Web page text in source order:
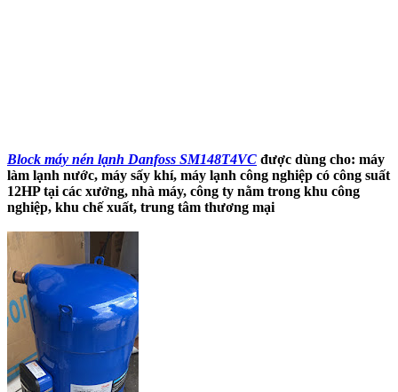
Block máy nén lạnh Danfoss SM148T4VC được dùng cho: máy
làm lạnh nước, máy sấy khí, máy lạnh công nghiệp có công suất
12HP tại các xưởng, nhà máy, công ty nằm trong khu công
nghiệp, khu chế xuất, trung tâm thương mại